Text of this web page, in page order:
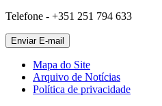
Telefone - +351 251 794 633
Mapa do Site
Arquivo de Notícias
Política de privacidade